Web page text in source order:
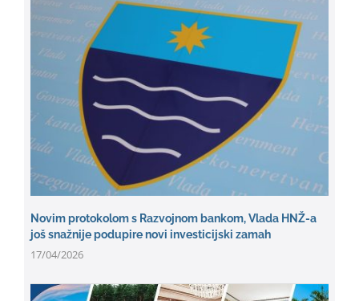
Novim protokolom s Razvojnom bankom, Vlada HNŽ-a
još snažnije podupire novi investicijski zamah
17/04/2026